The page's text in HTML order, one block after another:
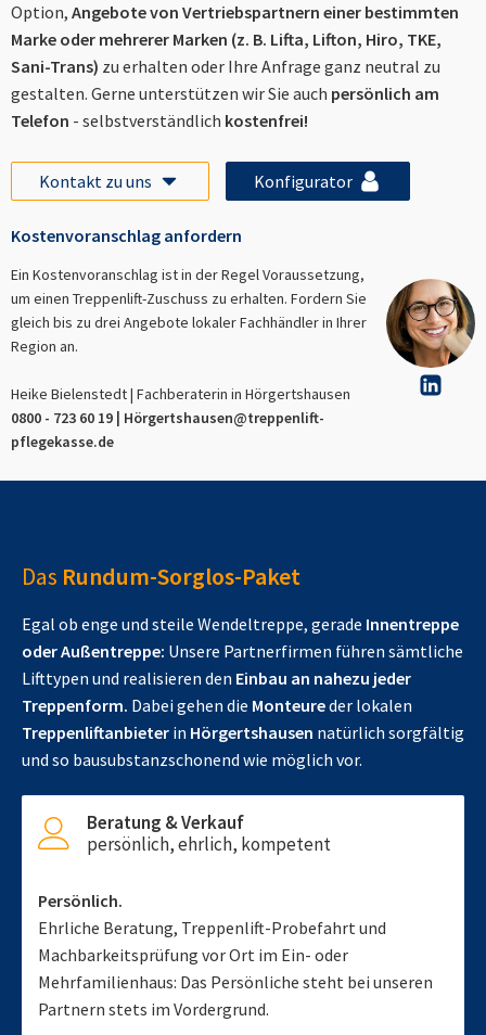
Option, Angebote von Vertriebspartnern einer bestimmten
Marke oder mehrerer Marken (z. B. Lifta, Lifton, Hiro, TKE,
Sani-Trans) zu erhalten oder Ihre Anfrage ganz neutral zu
gestalten. Gerne unterstützen wir Sie auch persönlich am
Telefon - selbstverständlich kostenfrei!
Kontakt zu uns Konfigurator
Kostenvoranschlag anfordern
Ein Kostenvoranschlag ist in der Regel Voraussetzung,
um einen Treppenlift-Zuschuss zu erhalten. Fordern Sie
gleich bis zu drei Angebote lokaler Fachhändler in Ihrer
Region an.
Heike Bielenstedt | Fachberaterin in Hörgertshausen
0800 - 723 60 19 | Hörgertshausen@treppenlift-
pflegekasse.de
Das Rundum-Sorglos-Paket
Egal ob enge und steile Wendeltreppe, gerade Innentreppe
oder Außentreppe: Unsere Partnerfirmen führen sämtliche
Lifttypen und realisieren den Einbau an nahezu jeder
Treppenform. Dabei gehen die Monteureder lokalen
Treppenliftanbieter in Hörgertshausen natürlich sorgfältig
und so bausubstanzschonend wie möglich vor.
Beratung & Verkauf
persönlich, ehrlich, kompetent
Persönlich.
Ehrliche Beratung, Treppenlift-Probefahrt und
Machbarkeitsprüfung vor Ort im Ein- oder
Mehrfamilienhaus: Das Persönliche steht bei unseren
Partnern stets im Vordergrund.